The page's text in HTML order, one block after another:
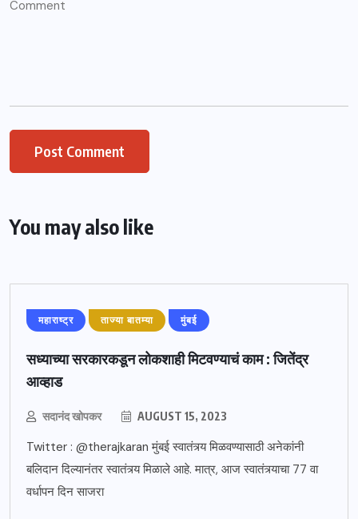
You may also like
महाराष्ट्र ताज्या बातम्या मुंबई
सध्याच्या सरकारकडून लोकशाही मिटवण्याचं काम : जितेंद्र
आव्हाड
सदानंद खोपकर AUGUST 15, 2023
Twitter : @therajkaran मुंबई स्वातंत्र्य मिळवण्यासाठी अनेकांनी
बलिदान दिल्यानंतर स्वातंत्र्य मिळाले आहे. मात्र, आज स्वातंत्र्याचा 77 वा
वर्धापन दिन साजरा